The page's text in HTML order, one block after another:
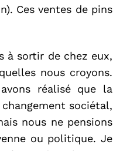
Ces ventes de pins
à sortir de chez eux,
nous croyons.
réalisé que la
sociétal,
nous ne pensions
ou politique. Je